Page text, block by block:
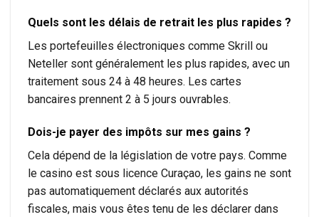
Quels sont les délais de retrait les plus rapides ?
Les portefeuilles électroniques comme Skrill ou
Neteller sont généralement les plus rapides, avec un
traitement sous 24 à 48 heures. Les cartes
bancaires prennent 2 à 5 jours ouvrables.
Dois-je payer des impôts sur mes gains ?
Cela dépend de la législation de votre pays. Comme
le casino est sous licence Curaçao, les gains ne sont
pas automatiquement déclarés aux autorités
fiscales, mais vous êtes tenu de les déclarer dans